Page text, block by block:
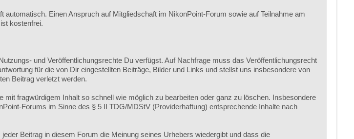
Einen Anspruch auf Mitgliedschaft im NikonPoint-Forum sowie auf Teilnahme am
kostenfrei.
und Veröffentlichungsrechte Du verfügst. Auf Nachfrage muss das Veröffentlichungsrecht
für die von Dir eingestellten Beiträge, Bilder und Links und stellst uns insbesondere von
Beitrag verletzt werden.
fragwürdigem Inhalt so schnell wie möglich zu bearbeiten oder ganz zu löschen. Insbesondere
Forums im Sinne des § 5 II TDG/MDStV (Providerhaftung) entsprechende Inhalte nach
Beitrag in diesem Forum die Meinung seines Urhebers wiedergibt und dass die